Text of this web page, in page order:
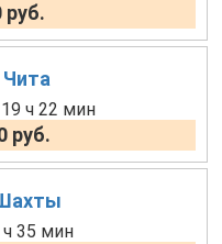
руб.
ч 22 мин
руб.
35 мин